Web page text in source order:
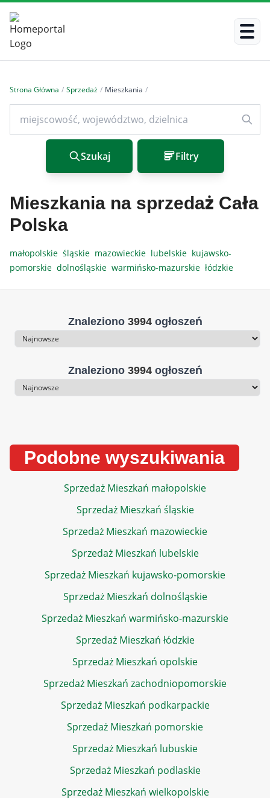
Strona Główna / Sprzedaż / Mieszkania /
Szukaj Filtry
Mieszkania na sprzedaż Cała
Polska
małopolskie śląskie mazowieckie lubelskie kujawsko-
pomorskie dolnośląskie warmińsko-mazurskie łódzkie
Znaleziono 3994ogłoszeń
Sortowanie
Znaleziono 3994ogłoszeń
Sortowanie
Podobne wyszukiwania
Sprzedaż Mieszkań małopolskie
Sprzedaż Mieszkań śląskie
Sprzedaż Mieszkań mazowieckie
Sprzedaż Mieszkań lubelskie
Sprzedaż Mieszkań kujawsko-pomorskie
Sprzedaż Mieszkań dolnośląskie
Sprzedaż Mieszkań warmińsko-mazurskie
Sprzedaż Mieszkań łódzkie
Sprzedaż Mieszkań opolskie
Sprzedaż Mieszkań zachodniopomorskie
Sprzedaż Mieszkań podkarpackie
Sprzedaż Mieszkań pomorskie
Sprzedaż Mieszkań lubuskie
Sprzedaż Mieszkań podlaskie
Sprzedaż Mieszkań wielkopolskie